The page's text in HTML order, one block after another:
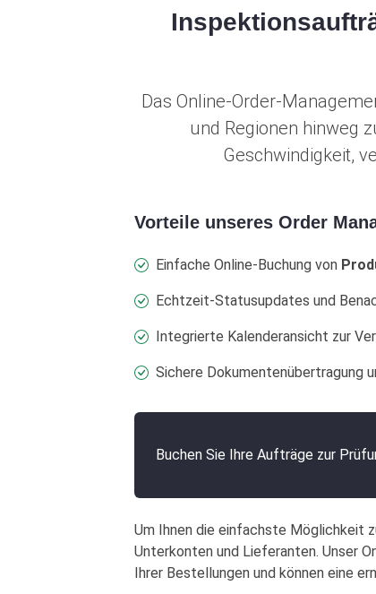
Das Online-Order-
und Regionen hinweg
Geschwindigkeit,
Vorteile unseres Order
Einfache Online-Buchung von
Echtzeit-Statusupdates und
Integrierte Kalenderansicht zur
Sichere Dokumentenübertragung
Buchen Sie Ihre Aufträge zur
Um Ihnen die einfachste Möglichkeit
Unterkonten und Lieferanten. Unser
Ihrer Bestellungen und können eine